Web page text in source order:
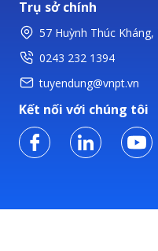
Trụ sở chính
57 Huỳnh Thúc
0243 232 1394
tuyendung@vnpt.vn
Kết nối với chúng tôi